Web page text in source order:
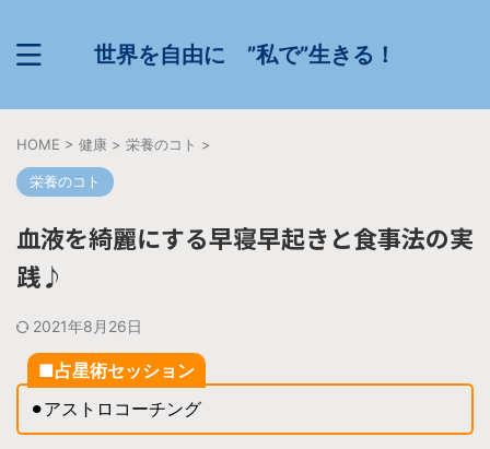
世界を自由に ”私で”生きる！
HOME > 健康 > 栄養のコト >
栄養のコト
血液を綺麗にする早寝早起きと食事法の実
践♪
2021年8月26日
■占星術セッション
⚫︎アストロコーチング